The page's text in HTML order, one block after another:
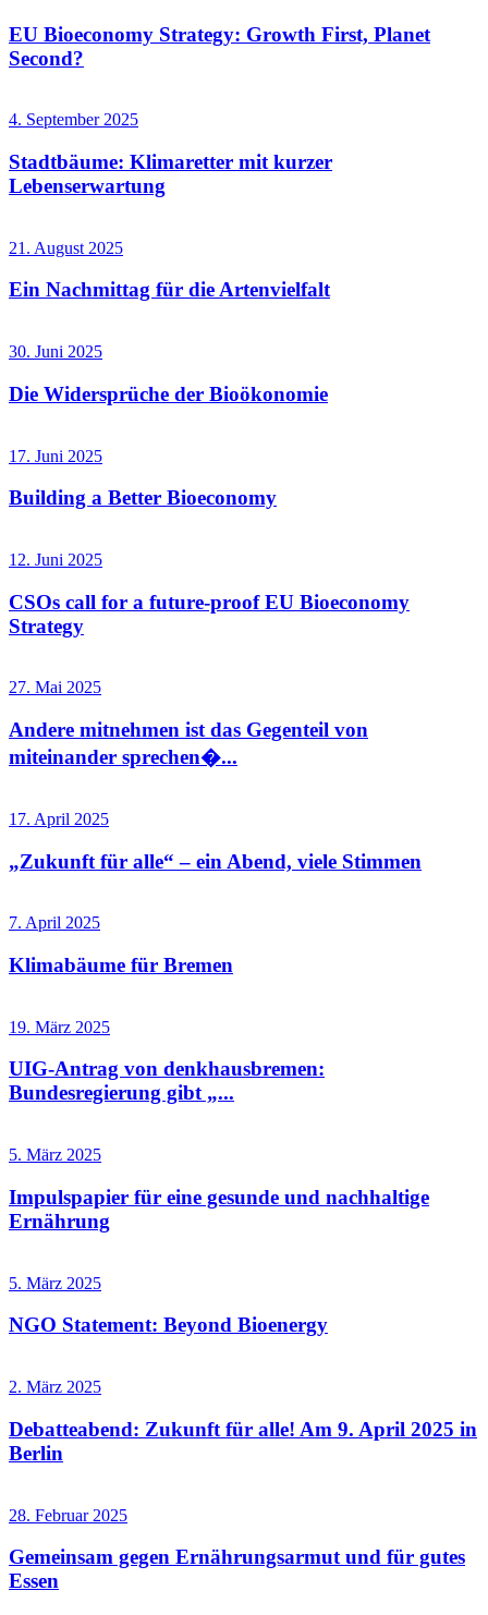
EU Bioeconomy Strategy: Growth First, Planet
Second?
4. September 2025
Stadtbäume: Klimaretter mit kurzer
Lebenserwartung
21. August 2025
Ein Nachmittag für die Artenvielfalt
30. Juni 2025
Die Widersprüche der Bioökonomie
17. Juni 2025
Building a Better Bioeconomy
12. Juni 2025
CSOs call for a future-proof EU Bioeconomy
Strategy
27. Mai 2025
Andere mitnehmen ist das Gegenteil von
miteinander sprechen�...
17. April 2025
„Zukunft für alle“ – ein Abend, viele Stimmen
7. April 2025
Klimabäume für Bremen
19. März 2025
UIG-Antrag von denkhausbremen:
Bundesregierung gibt „...
5. März 2025
Impulspapier für eine gesunde und nachhaltige
Ernährung
5. März 2025
NGO Statement: Beyond Bioenergy
2. März 2025
Debatteabend: Zukunft für alle! Am 9. April 2025 in
Berlin
28. Februar 2025
Gemeinsam gegen Ernährungsarmut und für gutes
Essen